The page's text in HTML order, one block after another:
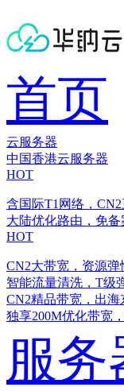
首页
云服务器
中国香港云服务器
HOT
含国际T1网络，
大陆优化路由，免备
HOT
CN2大带宽，资源弹
智能流量清洗，T级
CN2精品带宽，出海
独享200M优化带宽
服务